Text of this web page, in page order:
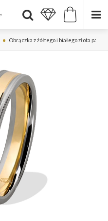
Obrączka z żółtego i białego złota